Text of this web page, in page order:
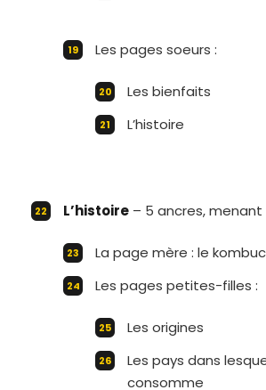
Les pages soeurs :
Les bienfaits
L’histoire
L’histoire – 5 ancres, menant
La page mère : le
Les pages petites-filles :
Les origines
Les pays dans
consomme